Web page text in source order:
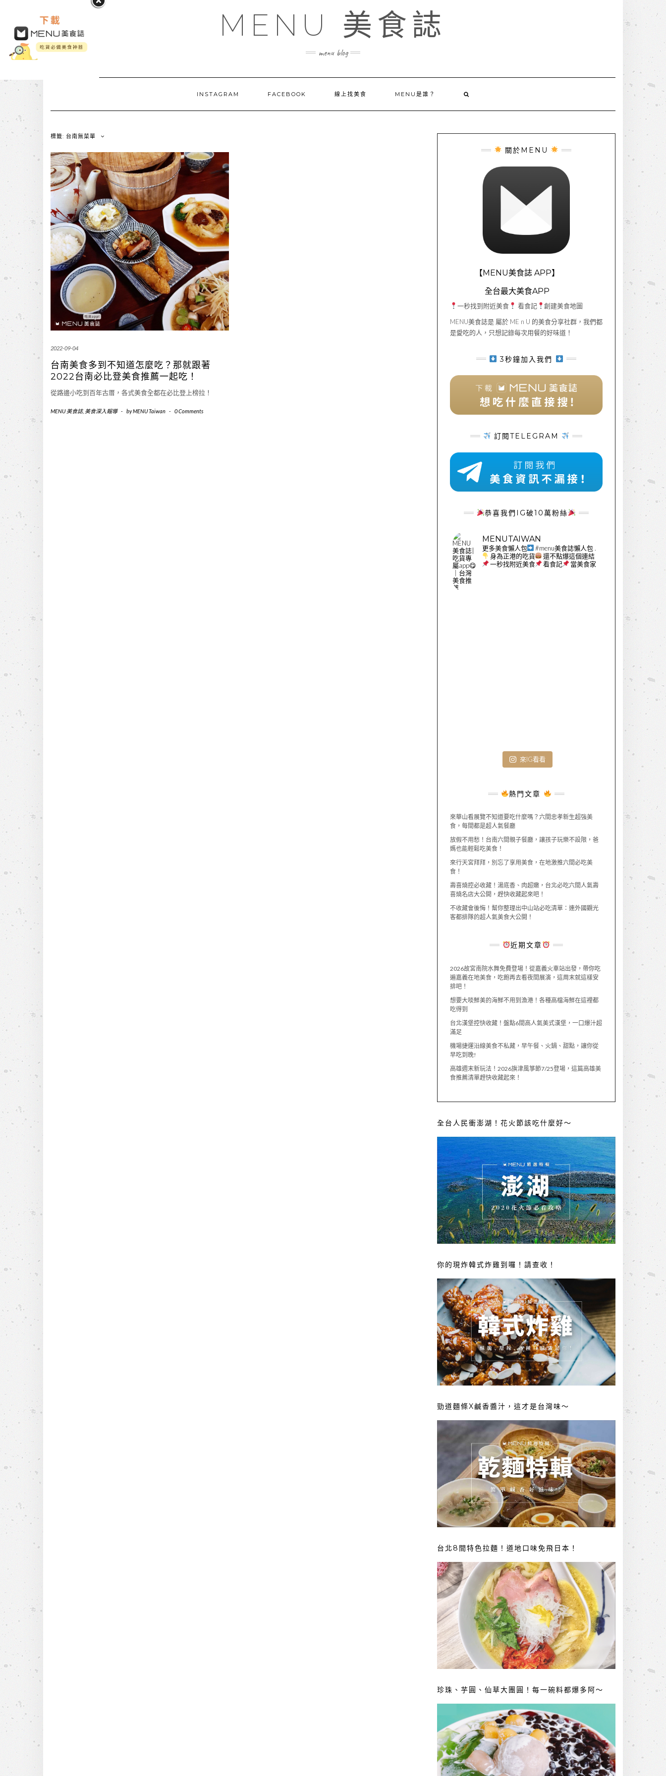
MENU 美食誌
menu blog
INSTAGRAM FACEBOOK 線上找美食 MENU是誰？
標籤: 台南無菜單
2022-09-04
台南美食多到不知道怎麼吃？那就跟著
2022台南必比登美食推薦一起吃！
從路邊小吃到百年古厝，各式美食全都在必比登上榜拉！
MENU 美食誌, 美食深入報導 - byMENU Taiwan - 0 Comments
關於MENU
【MENU美食誌 APP】
全台最大美食APP
一秒找到附近美食 看食記
創建美食地圖
MENU美食誌是 屬於 ME n U 的美食分享社群，我們都
是愛吃的人，只想記錄每次用餐的好味道！
3秒鐘加入我們
訂閱TELEGRAM
恭喜我們IG破10萬粉絲
MENUTAIWAN
更多美食懶人包 #menu美食誌懶人包 .
身為正港的吃貨
還不點爆這個連結
一秒找附近美食
看食記 當美食家
來IG看看
熱門文章
來華山看展覽不知道要吃什麼嗎？六間忠孝新生超強美
食，每間都是超人氣餐廳
放假不用愁！台南六間親子餐廳，讓孩子玩樂不設限，爸
媽也能輕鬆吃美食！
來行天宮拜拜，別忘了享用美食，在地激推六間必吃美
食！
壽喜燒控必收藏！湯底香、肉超嫩，台北必吃六間人氣壽
喜燒名店大公開，趕快收藏起來吧！
不收藏會後悔！幫你整理出中山站必吃清單：連外國觀光
客都排隊的超人氣美食大公開！
近期文章
2026故宮南院水舞免費登場！從嘉義火車站出發，帶你吃
遍嘉義在地美食，吃飽再去看夜間展演，這周末就這樣安
排吧！
想要大啖鮮美的海鮮不用到漁港！各種高檔海鮮在這裡都
吃得到
台北漢堡控快收藏！盤點6間高人氣美式漢堡，一口爆汁超
滿足
機場捷運沿線美食不私藏，早午餐、火鍋、甜點，讓你從
早吃到晚!
高雄週末新玩法！2026旗津風箏節7/25登場，這篇高雄美
食推薦清單趕快收藏起來！
全台人民衝澎湖！花火節該吃什麼好～
你的現炸韓式炸雞到囉！請查收！
勁道麵條X鹹香醬汁，這才是台灣味～
台北8間特色拉麵！道地口味免飛日本！
珍珠、芋圓、仙草大團圓！每一碗料都爆多阿～